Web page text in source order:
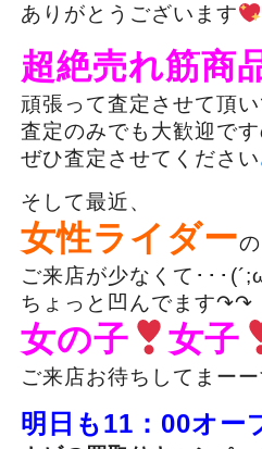
ありがとうございます
超絶売れ筋商
頑張って査定させて頂
査定のみでも大歓迎で
ぜひ査定させてください
そして最近、
女性ライダーの
ご来店が少なくて･･･
ちょっと凹んでます↷↷
女の子 女子
ご来店お待ちしてまーー
明日も11：00オー